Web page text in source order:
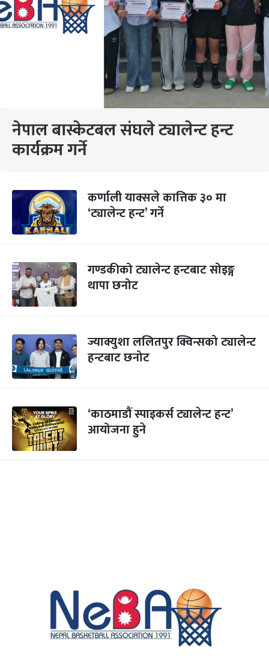
नेपाल बास्केटबल संघले ट्यालेन्ट हन्ट
कार्यक्रम गर्ने
कर्णाली याक्सले कात्तिक ३० मा
‘ट्यालेन्ट हन्ट’ गर्ने
गण्डकीको ट्यालेन्ट हन्टबाट सोइङ्ग
थापा छनोट
ज्याक्युशा ललितपुर क्विन्सको ट्यालेन्ट
हन्टबाट छनोट
‘काठमाडौं स्पाइकर्स ट्यालेन्ट हन्ट’
आयोजना हुने